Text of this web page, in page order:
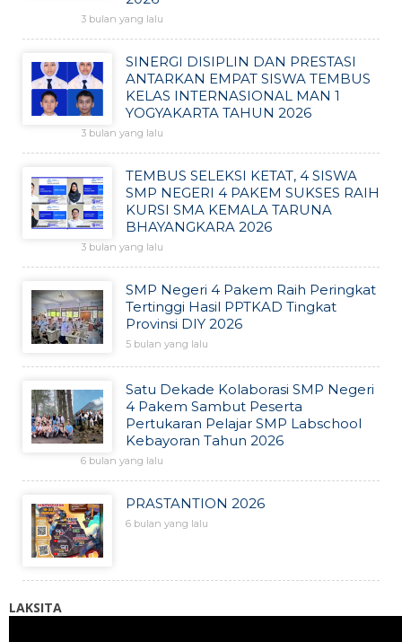
3 bulan yang lalu
SINERGI DISIPLIN DAN PRESTASI
ANTARKAN EMPAT SISWA TEMBUS
KELAS INTERNASIONAL MAN 1
YOGYAKARTA TAHUN 2026
3 bulan yang lalu
TEMBUS SELEKSI KETAT, 4 SISWA
SMP NEGERI 4 PAKEM SUKSES RAIH
KURSI SMA KEMALA TARUNA
BHAYANGKARA 2026
3 bulan yang lalu
SMP Negeri 4 Pakem Raih Peringkat
Tertinggi Hasil PPTKAD Tingkat
Provinsi DIY 2026
5 bulan yang lalu
Satu Dekade Kolaborasi SMP Negeri
4 Pakem Sambut Peserta
Pertukaran Pelajar SMP Labschool
Kebayoran Tahun 2026
6 bulan yang lalu
PRASTANTION 2026
6 bulan yang lalu
LAKSITA